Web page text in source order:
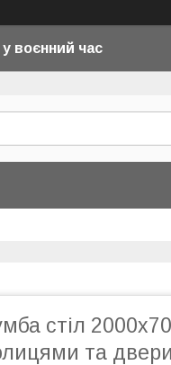
воєнний час
стіл
та